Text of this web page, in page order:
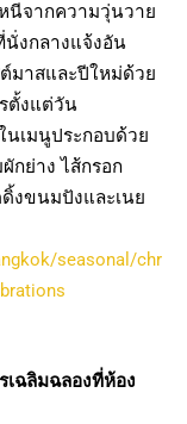
นีจากความวุ่นวาย
งกลางแจ้งอัน
มาสและปีใหม่ด้วย
ตั้งแต่วัน
นเมนูประกอบด้วย
กย่าง ไส้กรอก
งขนมปังและเนย
seasonal/chr
เฉลิมฉลองที่ห้อง